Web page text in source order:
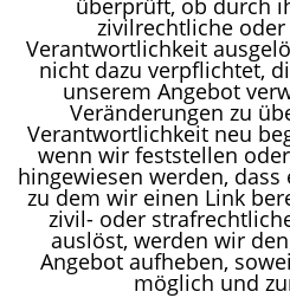
überprüft, ob durch
zivilrechtliche
Verantwortlichkeit
nicht dazu verpflichtet,
unserem Angebot
Veränderungen zu
Verantwortlichkeit neu
wenn wir feststellen
hingewiesen werden,
zu dem wir einen Link
zivil- oder
auslöst, werden wir
Angebot aufheben,
möglich und